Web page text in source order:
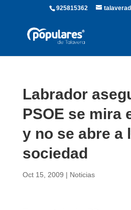
925815362
Labrador
PSOE se mira
y no se abre a
sociedad
Oct 15, 2009 | Noticias